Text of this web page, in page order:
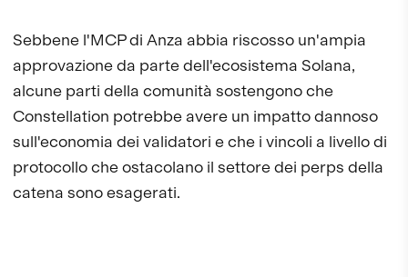
Sebbene l'MCP di Anza abbia riscosso un'ampia
approvazione da parte dell'ecosistema Solana,
alcune parti della comunità sostengono che
Constellation potrebbe avere un impatto dannoso
sull'economia dei validatori e che i vincoli a livello di
protocollo che ostacolano il settore dei perps della
catena sono esagerati.